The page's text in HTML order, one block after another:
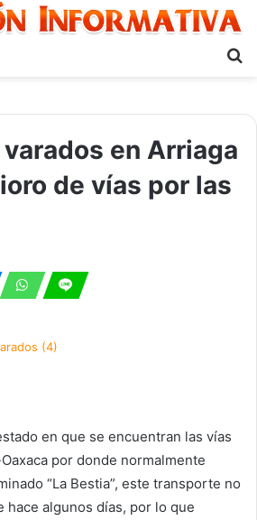
en Arriaga
de vías por las
en que se encuentran las vías
por donde normalmente
“La Bestia”, este transporte no
hace algunos días, por lo que